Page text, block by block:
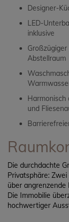
Designer-
LED-
inklusive
Abstellraum
und
Die durchdachte
Privatsphäre:
über angrenzende
Die Immobilie
hochwertiger